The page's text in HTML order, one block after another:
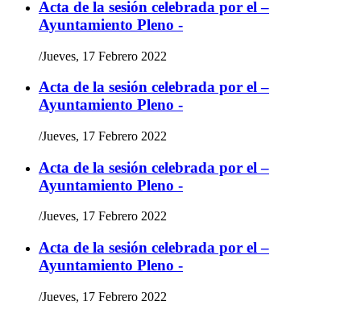
Acta de la sesión celebrada por el –
Ayuntamiento Pleno -
/Jueves, 17 Febrero 2022
Acta de la sesión celebrada por el –
Ayuntamiento Pleno -
/Jueves, 17 Febrero 2022
Acta de la sesión celebrada por el –
Ayuntamiento Pleno -
/Jueves, 17 Febrero 2022
Acta de la sesión celebrada por el –
Ayuntamiento Pleno -
/Jueves, 17 Febrero 2022